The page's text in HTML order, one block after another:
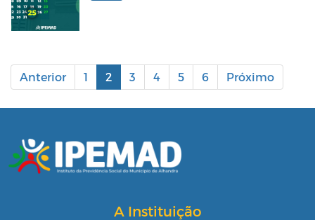
Anterior 1 2 3 4 5 6 Próximo
A Instituição